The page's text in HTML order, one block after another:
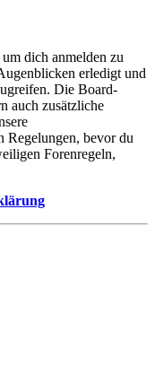
dich anmelden zu
erledigt und
Die Board-
auch zusätzliche
Regelungen, bevor du
Forenregeln,